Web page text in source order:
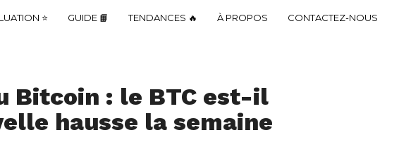
⭐ GUIDE 📙 TENDANCES 🔥 À PROPOS CONTACTEZ-NOUS
Bitcoin : le BTC est-il
hausse la semaine